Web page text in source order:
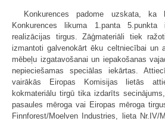
Konkurences padome uzskata, ka
Konkurences likuma 1.panta 5.punkta
realizācijas tirgus. Zāģmateriāli tiek
izmantoti galvenokārt ēku celtniecībai un
mēbeļu izgatavošanai un iepakošanas
nepieciešamas speciālas iekārtas.
vairākās Eiropas Komisijas lietās
kokmateriālu tirgū tika izdarīts
pasaules mēroga vai Eiropas mēroga
Finnforest/Moelven Industries, lieta Nr.IV/